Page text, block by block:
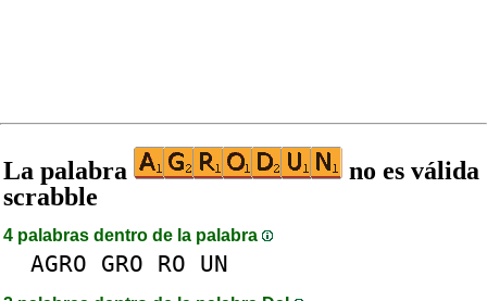
La palabra
no es válida
scrabble
4 palabras dentro de la palabra
AGRO GRO RO UN